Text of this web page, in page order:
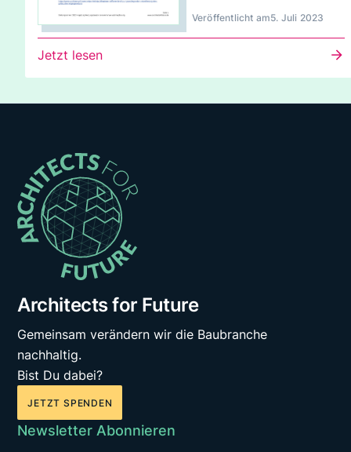
Veröffentlicht am5. Juli 2023
Jetzt lesen
Architects for Future
Gemeinsam verändern wir die Baubranche
nachhaltig.
Bist Du dabei?
JETZT SPENDEN
Newsletter Abonnieren